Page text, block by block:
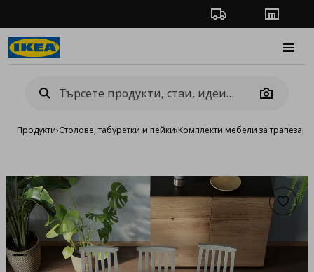
Проследяване на
Camera
Продукти›Столове, табуретки и пейки›Комплекти мебели за